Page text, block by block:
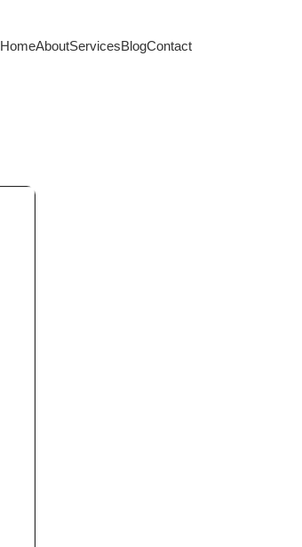
HomeAboutServicesBlogContact